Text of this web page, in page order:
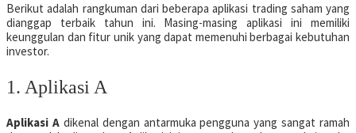
Berikut adalah rangkuman dari beberapa aplikasi trading saham yang
dianggap terbaik tahun ini. Masing-masing aplikasi ini memiliki
keunggulan dan fitur unik yang dapat memenuhi berbagai kebutuhan
investor.
1. Aplikasi A
Aplikasi Adikenal dengan antarmuka pengguna yang sangat ramah